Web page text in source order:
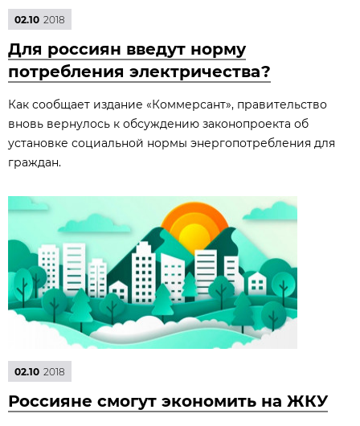
02.10 2018
Для россиян введут норму
потребления электричества?
Как сообщает издание «Коммерсант», правительство
вновь вернулось к обсуждению законопроекта об
установке социальной нормы энергопотребления для
граждан.
02.10 2018
Россияне смогут экономить на ЖКУ